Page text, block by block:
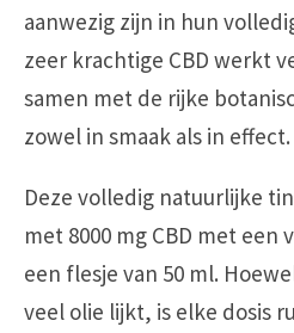
aanwezig zijn in hun
zeer krachtige CBD werkt
samen met de rijke
zowel in smaak als in effect.
Deze volledig natuurlijke
met 8000 mg CBD met
een flesje van 50 ml.
veel olie lijkt, is elke dosis